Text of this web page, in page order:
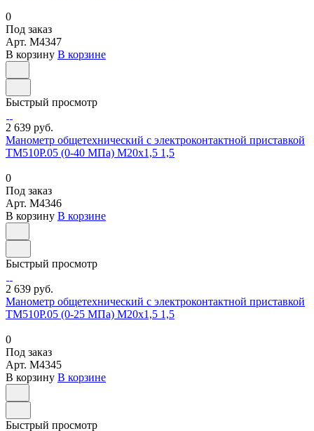
0
Под заказ
Арт. M4347
В корзину В корзине
Быстрый просмотр
2 639 руб.
Манометр общетехнический с электроконтактной приставкой
ТМ510Р.05 (0-40 МПа) М20х1,5 1,5
0
Под заказ
Арт. M4346
В корзину В корзине
Быстрый просмотр
2 639 руб.
Манометр общетехнический с электроконтактной приставкой
ТМ510Р.05 (0-25 МПа) М20х1,5 1,5
0
Под заказ
Арт. M4345
В корзину В корзине
Быстрый просмотр